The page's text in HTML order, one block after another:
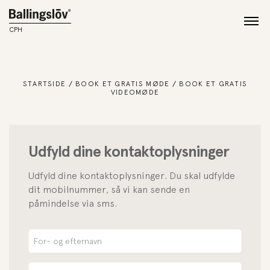
CPH
STARTSIDE BOOK ET GRATIS MØDE
BOOK ET GRATIS
VIDEOMØDE
Udfyld dine kontaktoplysninger
Udfyld dine kontaktoplysninger. Du skal udfylde
dit mobilnummer, så vi kan sende en
påmindelse via sms.